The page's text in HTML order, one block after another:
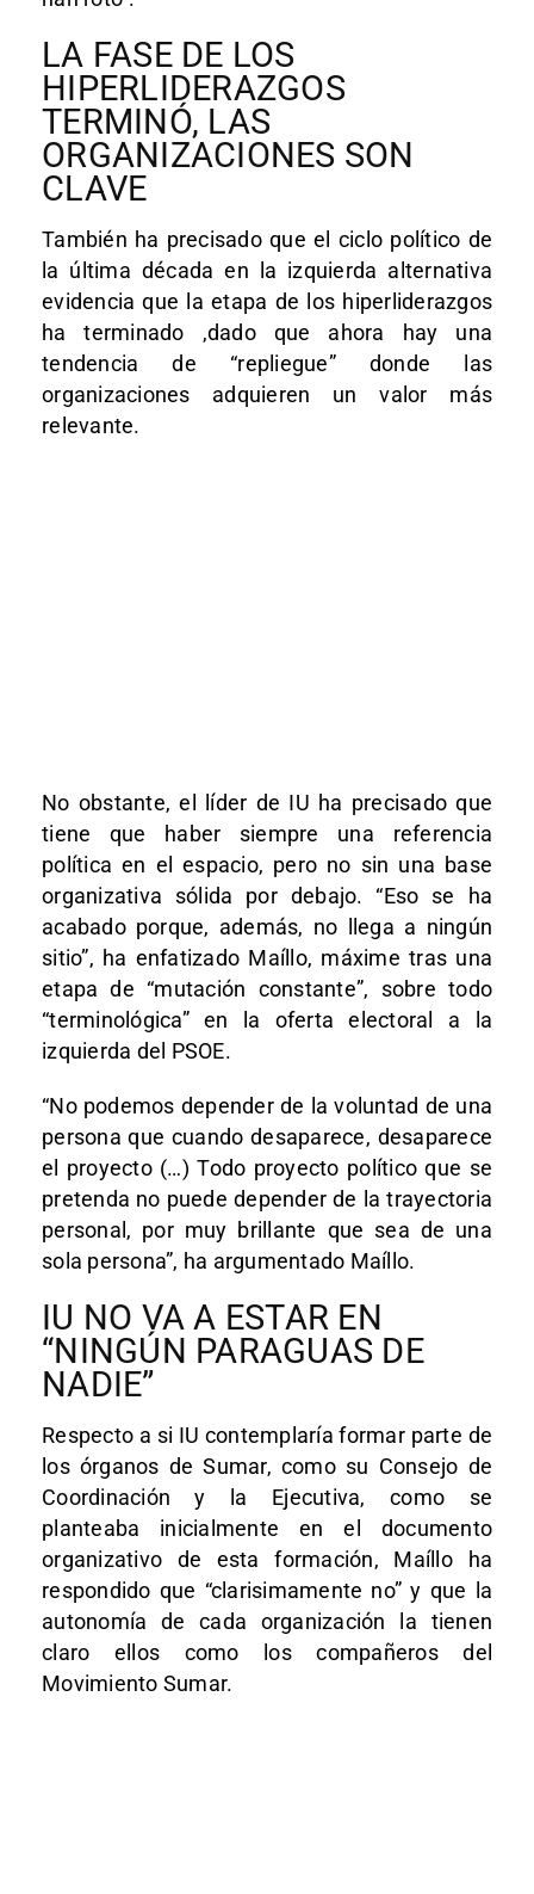
LA FASE DE LOS
HIPERLIDERAZGOS
TERMINÓ, LAS
ORGANIZACIONES SON
CLAVE
También ha precisado que el ciclo político de
la última década en la izquierda alternativa
evidencia que la etapa de los hiperliderazgos
ha terminado ,dado que ahora hay una
tendencia de “repliegue” donde las
organizaciones adquieren un valor más
relevante.
No obstante, el líder de IU ha precisado que
tiene que haber siempre una referencia
política en el espacio, pero no sin una base
organizativa sólida por debajo. “Eso se ha
acabado porque, además, no llega a ningún
sitio”, ha enfatizado Maíllo, máxime tras una
etapa de “mutación constante”, sobre todo
“terminológica” en la oferta electoral a la
izquierda del PSOE.
“No podemos depender de la voluntad de una
persona que cuando desaparece, desaparece
el proyecto (…) Todo proyecto político que se
pretenda no puede depender de la trayectoria
personal, por muy brillante que sea de una
sola persona”, ha argumentado Maíllo.
IU NO VA A ESTAR EN
“NINGÚN PARAGUAS DE
NADIE”
Respecto a si IU contemplaría formar parte de
los órganos de Sumar, como su Consejo de
Coordinación y la Ejecutiva, como se
planteaba inicialmente en el documento
organizativo de esta formación, Maíllo ha
respondido que “clarisimamente no” y que la
autonomía de cada organización la tienen
claro ellos como los compañeros del
Movimiento Sumar.